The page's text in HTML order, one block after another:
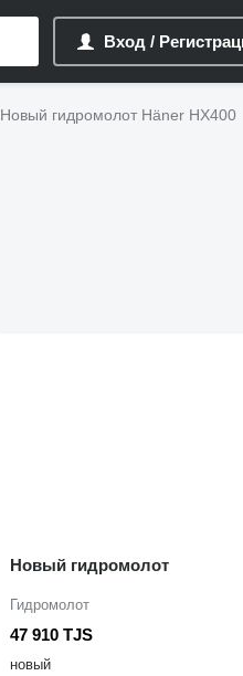
Вход /
Новый гидромолот Häner HX400
Новый гидромолот
47 910 TJS
Гидромолот
новый